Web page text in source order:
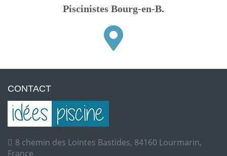
Piscinistes Bourg-en-B.
CONTACT
8 chemin des Lointes Bastides, 84160 Lourmarin,
France